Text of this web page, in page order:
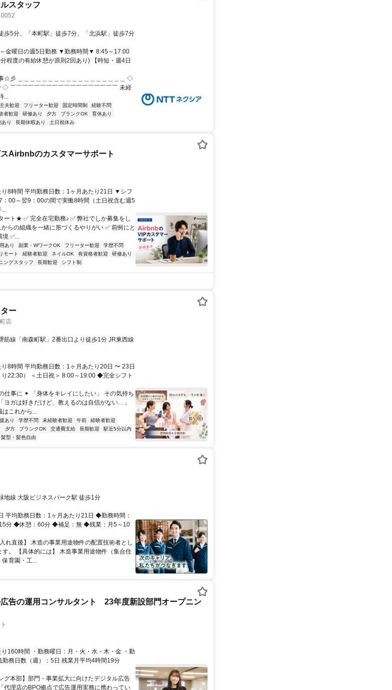
スタッフ
歩5分、「本町駅」徒歩7分、「北浜駅」徒歩7分
金曜日の週5日勤務 ▼勤務時間▼ 8:45～17:00
程度の有給休憩が原則2回あり) 【時短・週4日
☆彡 ＿＿＿＿＿＿＿＿＿＿＿＿＿＿＿＿＿＿ ◇
￣￣￣￣￣￣￣￣￣￣￣￣￣￣￣￣￣ 未経
...
夫歓迎 フリーター歓迎 固定時間制
経験不問
者歓迎 研修あり 夕方 ブランクOK
育休あり
あり 長期休暇あり 土日祝休み
Airbnbのカスタマーサポート
8時間 平均勤務日数：1ヶ月あたり21日 ▼シフ
：00～翌9：00の間で実働8時間（土日祝含む週5
...
ト★ ✅ 完全在宅勤務♪ ✅ 弊社でしか募集をし
らの組織を一緒に形づくるやりがい ✅ 前例にと
✅...
あり 副業・WワークOK フリーター歓迎
学歴不問
モート 経験者歓迎 ネイルOK 有資格者歓迎
研修あり
ングスタッフ 長期歓迎 シフト制
ー
店
筋線「南森町駅」2番出口より徒歩1分 JR東西線
8時間 平均勤務日数：1ヶ月あたり20日 〜 23日
22:30） ＜土日祝＞ 8:00～19:00 ◆完全シフト
仕事に ✦ 「身体をキレイにしたい」 その気持ち
ヨガは好きだけど、教えるのは自信がない…」
はこれから...
あり 学歴不問 未経験者歓迎 午前
経験者歓迎
夕方 ブランクOK 交通費支給 長期歓迎
駅近5分以内
髪型・髪色自由
線 大阪ビジネスパーク駅 徒歩1分
平均勤務日数：1ヶ月あたり21日 ◆勤務時間：
分 ◆休憩：60分 ◆補足：無 ◆残業：月5～10
れ直後】 木造の事業用途物件の配置技術者とし
。 【具体的には】 木造事業用途物件（集合住
保育園・工...
広告の運用コンサルタント 23年度新設部門オープニン
160時間 ・勤務曜日：月・火・水・木・金 ・勤
務日数（週）：5日 残業月平均4時間19分
グ本部】部門・事業拡大に向けたデジタル広告
代理店のBPO拠点で広告運用実務に携わってい